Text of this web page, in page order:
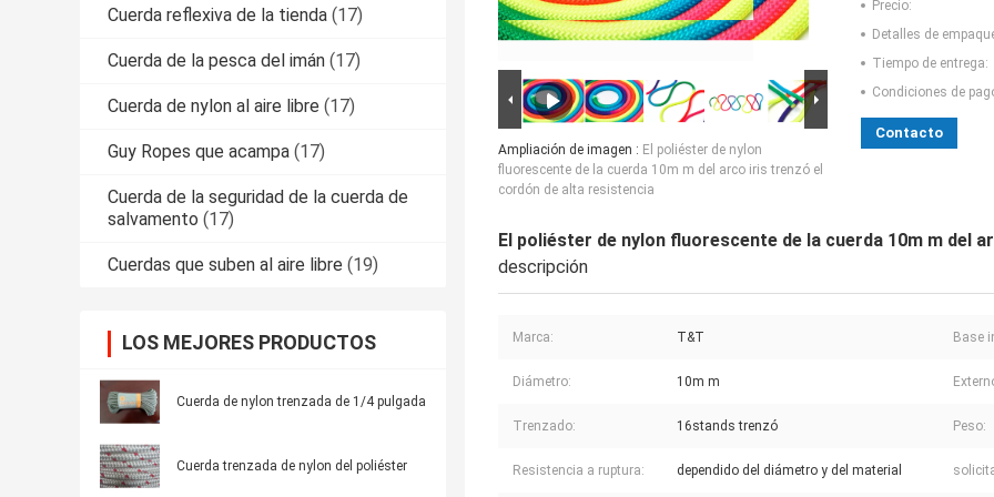
Cuerda reflexiva de la tienda (17)
Cuerda de la pesca del imán (17)
Cuerda de nylon al aire libre (17)
Guy Ropes que acampa (17)
Cuerda de la seguridad de la cuerda de
salvamento (17)
Cuerdas que suben al aire libre (19)
LOS MEJORES PRODUCTOS
Cuerda de nylon trenzada de 1/4 pulgada
Cuerda trenzada de nylon del poliéster
Ampliación de imagen : El poliéster de nylon
fluorescente de la cuerda 10m m del arco iris trenzó el
cordón de alta resistencia
Precio:
Detalles de
Tiempo de entrega:
Condiciones de
Contacto
El poliéster de nylon fluorescente de la cuerda 10m m del
descripción
Marca: T&T Base
Diámetro: 10m m
Trenzado: 16stands trenzó Peso:
Resistencia a ruptura: dependido del diámetro y del material